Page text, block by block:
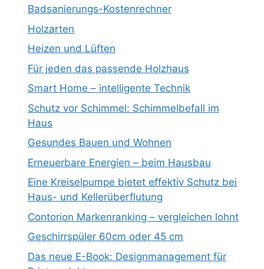
Badsanierungs-Kostenrechner
Holzarten
Heizen und Lüften
Für jeden das passende Holzhaus
Smart Home – intelligente Technik
Schutz vor Schimmel: Schimmelbefall im
Haus
Gesundes Bauen und Wohnen
Erneuerbare Energien – beim Hausbau
Eine Kreiselpumpe bietet effektiv Schutz bei
Haus- und Kellerüberflutung
Contorion Markenranking – vergleichen lohnt
Geschirrspüler 60cm oder 45 cm
Das neue E-Book: Designmanagement für